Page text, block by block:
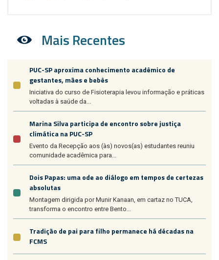
Mais Recentes
PUC-SP aproxima conhecimento acadêmico de
gestantes, mães e bebês
Iniciativa do curso de Fisioterapia levou informação e práticas
voltadas à saúde da...
Marina Silva participa de encontro sobre justiça
climática na PUC-SP
Evento da Recepção aos (às) novos(as) estudantes reuniu
comunidade acadêmica para...
Dois Papas: uma ode ao diálogo em tempos de certezas
absolutas
Montagem dirigida por Munir Kanaan, em cartaz no TUCA,
transforma o encontro entre Bento...
Tradição de pai para filho permanece há décadas na
FCMS